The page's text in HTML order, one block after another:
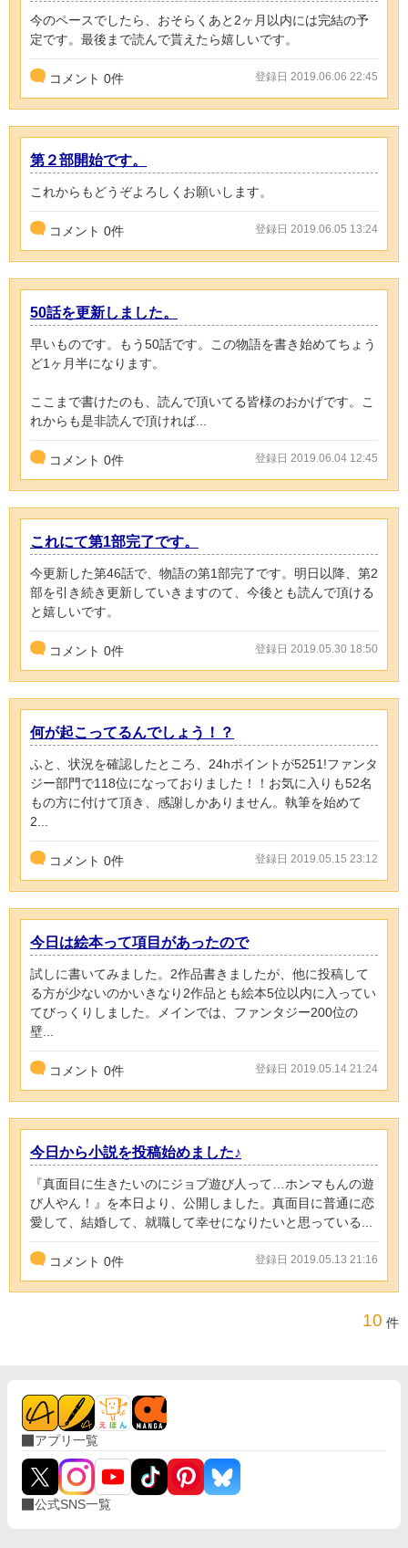
今のペースでしたら、おそらくあと2ヶ月以内には完結の予
定です。最後まで読んで貰えたら嬉しいです。
コメント 0件 登録日 2019.06.06 22:45
第２部開始です。
これからもどうぞよろしくお願いします。
コメント 0件 登録日 2019.06.05 13:24
50話を更新しました。
早いものです。もう50話です。この物語を書き始めてちょう
ど1ヶ月半になります。
ここまで書けたのも、読んで頂いてる皆様のおかげです。こ
れからも是非読んで頂ければ...
コメント 0件 登録日 2019.06.04 12:45
これにて第1部完了です。
今更新した第46話で、物語の第1部完了です。明日以降、第2
部を引き続き更新していきますのて、今後とも読んで頂ける
と嬉しいです。
コメント 0件 登録日 2019.05.30 18:50
何が起こってるんでしょう！？
ふと、状況を確認したところ、24hポイントが5251!ファンタ
ジー部門で118位になっておりました！！お気に入りも52名
もの方に付けて頂き、感謝しかありません。執筆を始めて
2...
コメント 0件 登録日 2019.05.15 23:12
今日は絵本って項目があったので
試しに書いてみました。2作品書きましたが、他に投稿して
る方が少ないのかいきなり2作品とも絵本5位以内に入ってい
てびっくりしました。メインでは、ファンタジー200位の
壁...
コメント 0件 登録日 2019.05.14 21:24
今日から小説を投稿始めました♪
『真面目に生きたいのにジョブ遊び人って…ホンマもんの遊
び人やん！』を本日より、公開しました。真面目に普通に恋
愛して、結婚して、就職して幸せになりたいと思っている...
コメント 0件 登録日 2019.05.13 21:16
10 件
アプリ一覧
公式SNS一覧